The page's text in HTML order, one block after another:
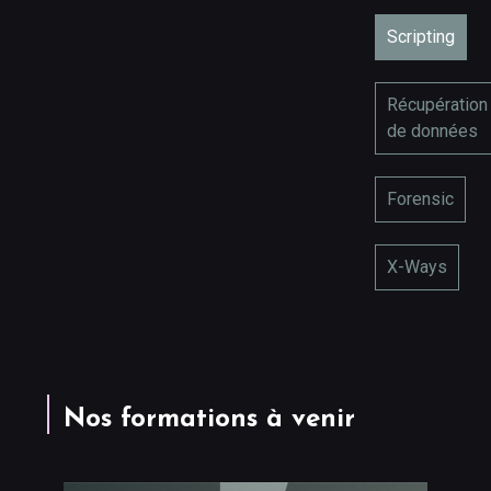
Scripting
Récupération
de données
Forensic
X-Ways
Nos formations à venir